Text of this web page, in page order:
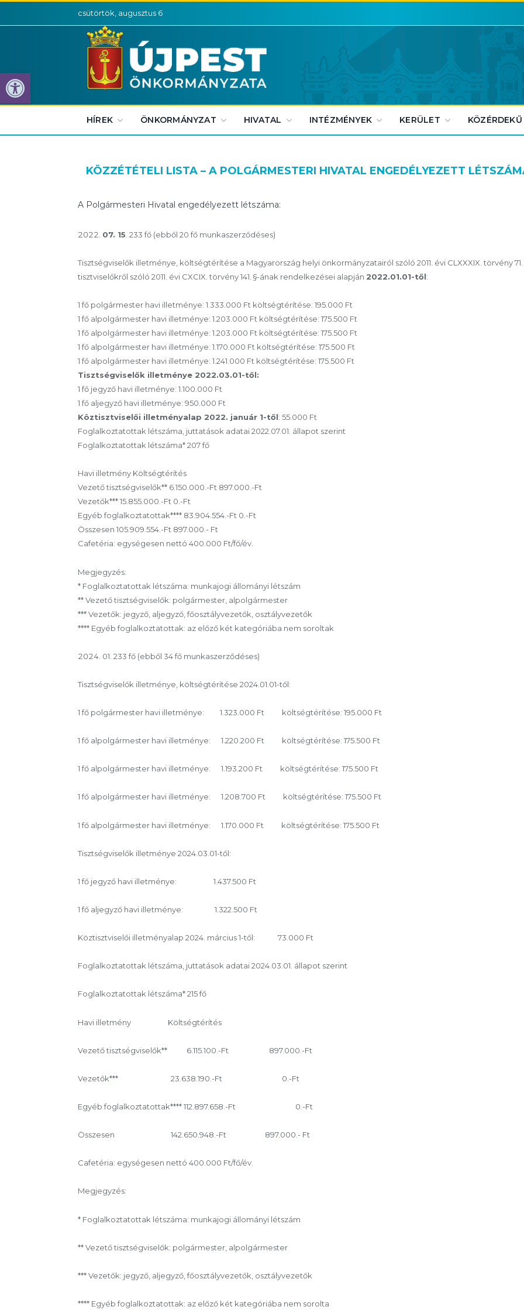
Eszköztár megnyitása
csütörtök, augusztus 6
HÍREK ÖNKORMÁNYZAT HIVATAL INTÉZMÉNYEK KERÜLET
KÖZZÉTÉTELI LISTA – A POLGÁRMESTERI HIVATAL ENGEDÉLYEZETT
A Polgármesteri Hivatal engedélyezett létszáma:
07. 15 . 233 fő (ebből 20 fő munkaszerződéses)
Tisztségviselők illetménye, költségtérítése a Magyarország helyi önkormányzatairól szóló 2011. évi CLXXXIX. törvény
tisztviselőkről szóló 2011. évi CXCIX. törvény 141. §-ának rendelkezései alapján 2022.01.01-től:
1 fő polgármester havi illetménye: 1.333.000 Ft költségtérítése: 195.000 Ft
1 fő alpolgármester havi illetménye: 1.203.000 Ft költségtérítése: 175.500 Ft
1 fő alpolgármester havi illetménye: 1.203.000 Ft költségtérítése: 175.500 Ft
1 fő alpolgármester havi illetménye: 1.170.000 Ft költségtérítése: 175.500 Ft
1 fő alpolgármester havi illetménye: 1.241.000 Ft költségtérítése: 175.500 Ft
Tisztségviselők illetménye 2022.03.01-től:
1 fő jegyző havi illetménye: 1.100.000 Ft
1 fő aljegyző havi illetménye: 950.000 Ft
Köztisztviselői illetményalap 2022. január 1-től: 55.000 Ft
Foglalkoztatottak létszáma, juttatások adatai 2022.07.01. állapot szerint
Foglalkoztatottak létszáma* 207 fő
Havi illetmény Költségtérítés
Vezető tisztségviselők** 6.150.000.-Ft 897.000.-Ft
Vezetők*** 15.855.000.-Ft 0.-Ft
Egyéb foglalkoztatottak**** 83.904.554.-Ft 0.-Ft
Összesen 105.909.554.-Ft 897.000.- Ft
Cafetéria: egységesen nettó 400.000 Ft/fő/év.
Megjegyzés:
* Foglalkoztatottak létszáma: munkajogi állományi létszám
** Vezető tisztségviselők: polgármester, alpolgármester
*** Vezetők: jegyző, aljegyző, főosztályvezetők, osztályvezetők
**** Egyéb foglalkoztatottak: az előző két kategóriába nem soroltak
01. 233 fő (ebből 34 fő munkaszerződéses)
Tisztségviselők illetménye, költségtérítése 2024.01.01-től:
1 fő polgármester havi illetménye: 1.323.000 Ft költségtérítése: 195.000 Ft
1 fő alpolgármester havi illetménye: 1.220.200 Ft költségtérítése: 175.500 Ft
1 fő alpolgármester havi illetménye: 1.193.200 Ft költségtérítése: 175.500 Ft
1 fő alpolgármester havi illetménye: 1.208.700 Ft költségtérítése: 175.500 Ft
1 fő alpolgármester havi illetménye: 1.170.000 Ft költségtérítése: 175.500 Ft
Tisztségviselők illetménye 2024.03.01-től:
1 fő jegyző havi illetménye: 1.437.500 Ft
1 fő aljegyző havi illetménye: 1.322.500 Ft
Köztisztviselői illetményalap 2024. március 1-től: 73.000 Ft
Foglalkoztatottak létszáma, juttatások adatai 2024.03.01. állapot szerint
Foglalkoztatottak létszáma* 215 fő
Havi illetmény Költségtérítés
Vezető tisztségviselők** 6.115.100.-Ft 897.000.-Ft
Vezetők*** 23.638.190.-Ft 0.-Ft
Egyéb foglalkoztatottak**** 112.897.658.-Ft 0.-Ft
Összesen 142.650.948.-Ft 897.000.- Ft
Cafetéria: egységesen nettó 400.000 Ft/fő/év.
Megjegyzés:
* Foglalkoztatottak létszáma: munkajogi állományi létszám
** Vezető tisztségviselők: polgármester, alpolgármester
*** Vezetők: jegyző, aljegyző, főosztályvezetők, osztályvezetők
**** Egyéb foglalkoztatottak: az előző két kategóriába nem sorolta